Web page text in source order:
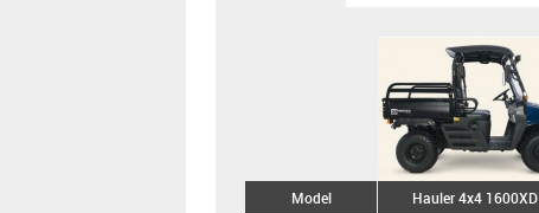
Model
Hauler 4x4 1600XD